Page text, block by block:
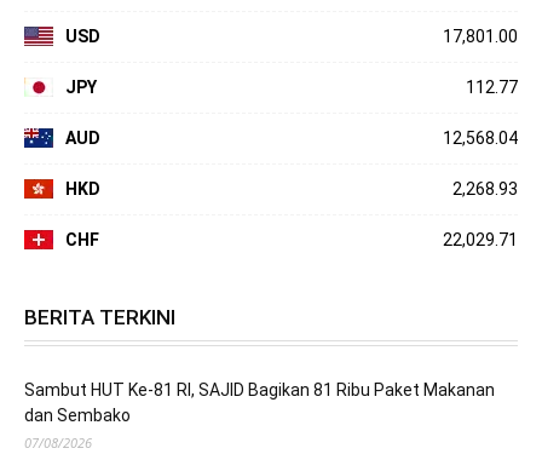
USD 17,801.00
JPY 112.77
AUD 12,568.04
HKD 2,268.93
CHF 22,029.71
BERITA TERKINI
Sambut HUT Ke-81 RI, SAJID Bagikan 81 Ribu Paket Makanan
dan Sembako
07/08/2026